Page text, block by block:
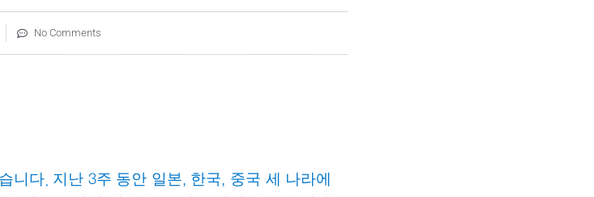
No Comments
니다. 지난 3주 동안 일본, 한국, 중국 세
나라에